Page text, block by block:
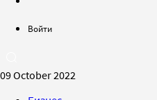
Войти
09 October 2022